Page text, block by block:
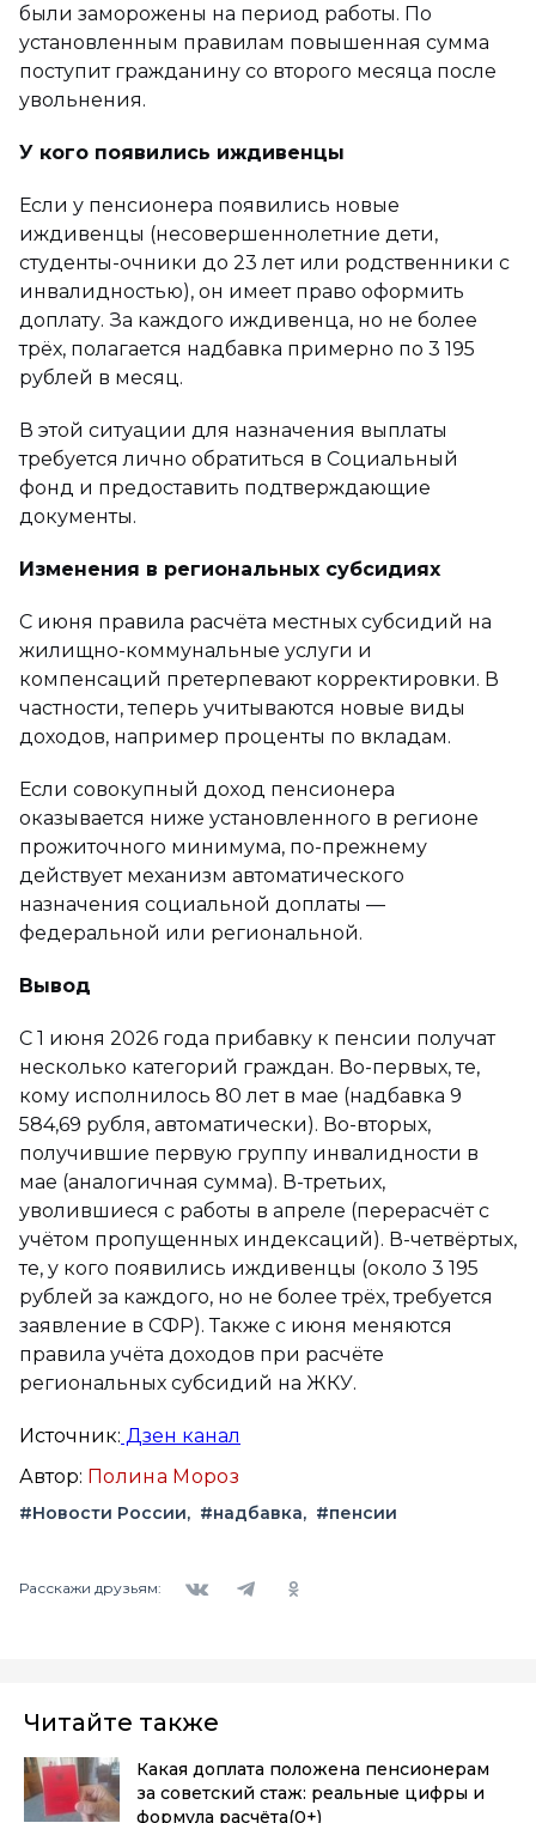
были заморожены на период работы. По
установленным правилам повышенная сумма
поступит гражданину со второго месяца после
увольнения.
У кого появились иждивенцы
Если у пенсионера появились новые
иждивенцы (несовершеннолетние дети,
студенты-очники до 23 лет или родственники с
инвалидностью), он имеет право оформить
доплату. За каждого иждивенца, но не более
трёх, полагается надбавка примерно по 3 195
рублей в месяц.
В этой ситуации для назначения выплаты
требуется лично обратиться в Социальный
фонд и предоставить подтверждающие
документы.
Изменения в региональных субсидиях
С июня правила расчёта местных субсидий на
жилищно-коммунальные услуги и
компенсаций претерпевают корректировки. В
частности, теперь учитываются новые виды
доходов, например проценты по вкладам.
Если совокупный доход пенсионера
оказывается ниже установленного в регионе
прожиточного минимума, по-прежнему
действует механизм автоматического
назначения социальной доплаты —
федеральной или региональной.
Вывод
С 1 июня 2026 года прибавку к пенсии получат
несколько категорий граждан. Во-первых, те,
кому исполнилось 80 лет в мае (надбавка 9
584,69 рубля, автоматически). Во-вторых,
получившие первую группу инвалидности в
мае (аналогичная сумма). В-третьих,
уволившиеся с работы в апреле (перерасчёт с
учётом пропущенных индексаций). В-четвёртых,
те, у кого появились иждивенцы (около 3 195
рублей за каждого, но не более трёх, требуется
заявление в СФР). Также с июня меняются
правила учёта доходов при расчёте
региональных субсидий на ЖКУ.
Источник: Дзен канал
Автор: Полина Мороз
#Новости России #надбавка #пенсии
Расскажи друзьям:
Читайте также
Какая доплата положена пенсионерам
за советский стаж: реальные цифры и
формула расчёта(0+)